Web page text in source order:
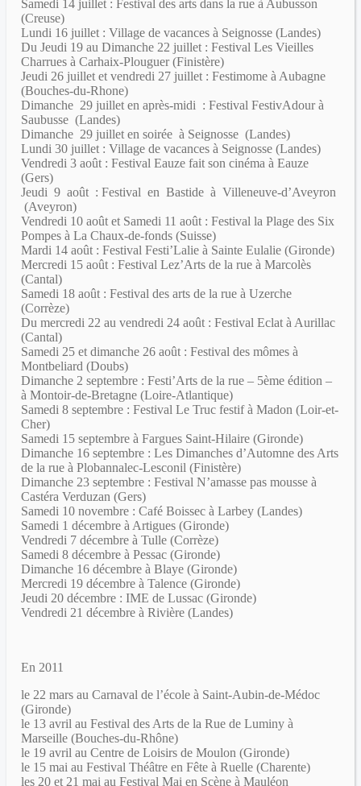
Samedi 14 juillet : Festival des arts dans la rue à Aubusson
(Creuse)
Lundi 16 juillet : Village de vacances à Seignosse (Landes)
Du Jeudi 19 au Dimanche 22 juillet : Festival Les Vieilles
Charrues à Carhaix-Plouguer (Finistère)
Jeudi 26 juillet et vendredi 27 juillet : Festimome à Aubagne
(Bouches-du-Rhone)
Dimanche 29 juillet en après-midi : Festival FestivAdour à
Saubusse (Landes)
Dimanche 29 juillet en soirée à Seignosse (Landes)
Lundi 30 juillet : Village de vacances à Seignosse (Landes)
Vendredi 3 août : Festival Eauze fait son cinéma à Eauze
(Gers)
Jeudi 9 août : Festival en Bastide à Villeneuve-d’Aveyron
(Aveyron)
Vendredi 10 août et Samedi 11 août : Festival la Plage des Six
Pompes à La Chaux-de-fonds (Suisse)
Mardi 14 août : Festival Festi’Lalie à Sainte Eulalie (Gironde)
Mercredi 15 août : Festival Lez’Arts de la rue à Marcolès
(Cantal)
Samedi 18 août : Festival des arts de la rue à Uzerche
(Corrèze)
Du mercredi 22 au vendredi 24 août : Festival Eclat à Aurillac
(Cantal)
Samedi 25 et dimanche 26 août : Festival des mômes à
Montbeliard (Doubs)
Dimanche 2 septembre : Festi’Arts de la rue – 5ème édition –
à Montoir-de-Bretagne (Loire-Atlantique)
Samedi 8 septembre : Festival Le Truc festif à Madon (Loir-et-
Cher)
Samedi 15 septembre à Fargues Saint-Hilaire (Gironde)
Dimanche 16 septembre : Les Dimanches d’Automne des Arts
de la rue à Plobannalec-Lesconil (Finistère)
Dimanche 23 septembre : Festival N’amasse pas mousse à
Castéra Verduzan (Gers)
Samedi 10 novembre : Café Boissec à Larbey (Landes)
Samedi 1 décembre à Artigues (Gironde)
Vendredi 7 décembre à Tulle (Corrèze)
Samedi 8 décembre à Pessac (Gironde)
Dimanche 16 décembre à Blaye (Gironde)
Mercredi 19 décembre à Talence (Gironde)
Jeudi 20 décembre : IME de Lussac (Gironde)
Vendredi 21 décembre à Rivière (Landes)
En 2011
le 22 mars au Carnaval de l’école à Saint-Aubin-de-Médoc
(Gironde)
le 13 avril au Festival des Arts de la Rue de Luminy à
Marseille (Bouches-du-Rhône)
le 19 avril au Centre de Loisirs de Moulon (Gironde)
le 15 mai au Festival Théâtre en Fête à Ruelle (Charente)
les 20 et 21 mai au Festival Mai en Scène à Mauléon